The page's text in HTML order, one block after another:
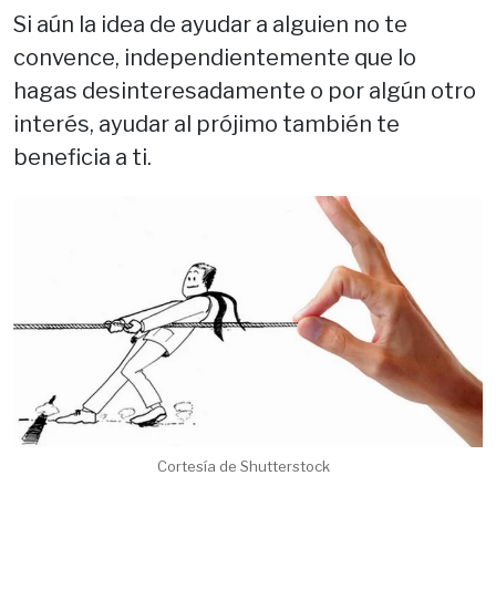
Si aún la idea de ayudar a alguien no te
convence, independientemente que lo
hagas desinteresadamente o por algún otro
interés, ayudar al prójimo también te
beneficia a ti.
Cortesía de Shutterstock